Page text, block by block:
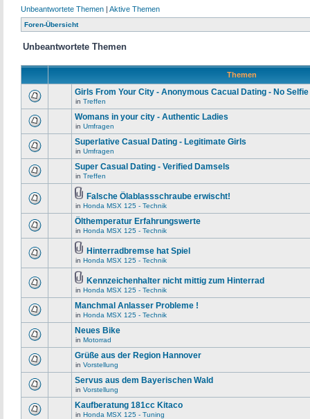
Unbeantwortete Themen | Aktive Themen
Foren-Übersicht
Unbeantwortete Themen
Themen
Girls From Your City - Anonymous Cacual Dating - No Selfie
in Treffen
Womans in your city - Authentic Ladies
in Umfragen
Superlative Сasual Dating - Legitimate Girls
in Umfragen
Super Сasual Dating - Verified Damsels
in Treffen
Falsche Ölablassschraube erwischt!
in Honda MSX 125 - Technik
Ölthemperatur Erfahrungswerte
in Honda MSX 125 - Technik
Hinterradbremse hat Spiel
in Honda MSX 125 - Technik
Kennzeichenhalter nicht mittig zum Hinterrad
in Honda MSX 125 - Technik
Manchmal Anlasser Probleme !
in Honda MSX 125 - Technik
Neues Bike
in Motorrad
Grüße aus der Region Hannover
in Vorstellung
Servus aus dem Bayerischen Wald
in Vorstellung
Kaufberatung 181cc Kitaco
in Honda MSX 125 - Tuning